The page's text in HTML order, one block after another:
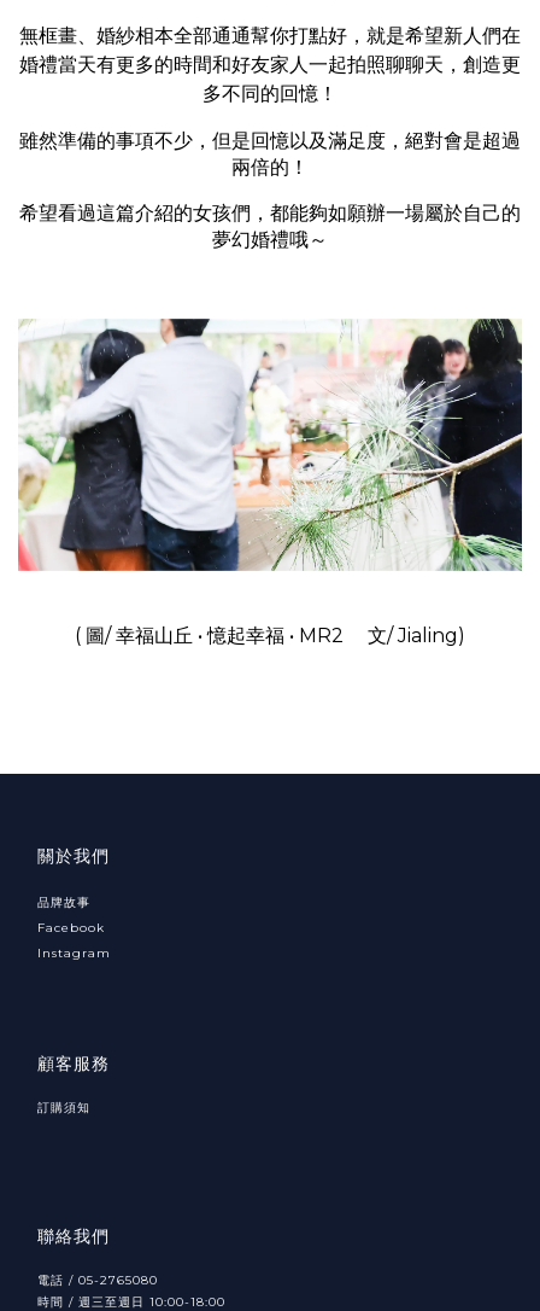
無框畫、婚紗相本全部通通幫你打點好， 就是希望新人們在
婚禮當天有更多的時間和好友家人一起拍照聊聊天， 創造更
多不同的回憶！
雖然準備的事項不少，但是回憶以及滿足度，絕對會是超過
兩倍的！
希望看過這篇介紹的女孩們，都能夠如願辦一場屬於自己的
夢幻婚禮哦～
( 圖/ 幸福山丘 •憶起幸福 • MR2 文/ Jialing)
關於我們
品牌故事
Facebook
Instagram
顧客服務
訂購須知
聯絡我們
電話 / 05-2765080
時間 / 週三至週日 10:00-18:00